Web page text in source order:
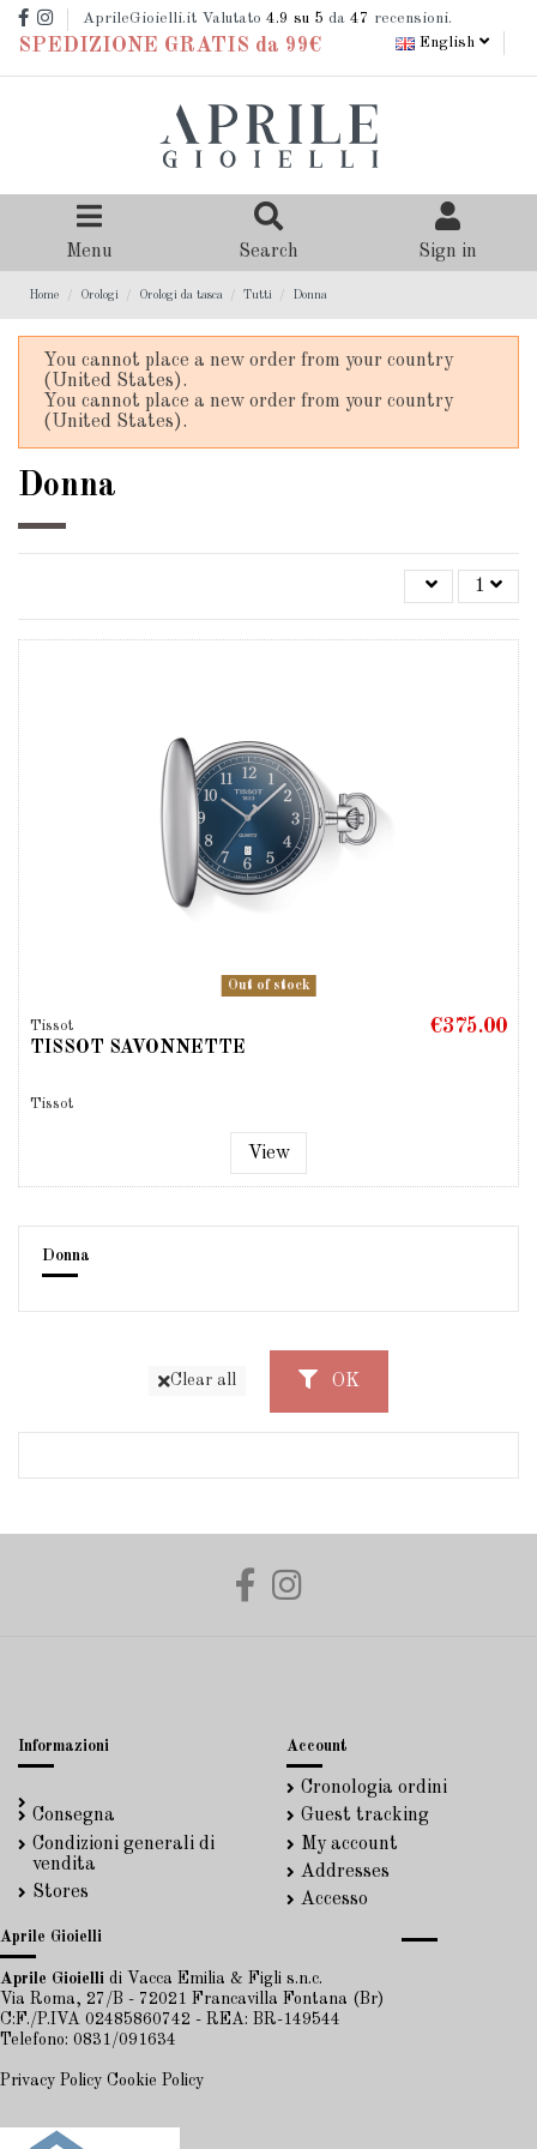
AprileGioielli.it Valutato 4.9 su 5 da 47 recensioni.
SPEDIZIONE GRATIS da 99€ English
Menu Search Sign in
Home Orologi Orologi da tasca Tutti Donna
You cannot place a new order from your country
(United States).
You cannot place a new order from your country
(United States).
Donna
1
Out of stock
Tissot
TISSOT SAVONNETTE
Tissot
€375.00
View
Donna
Clear all OK
Informazioni
Consegna
Condizioni generali di
vendita
Stores
Account
Cronologia ordini
Guest tracking
My account
Addresses
Accesso
Aprile Gioielli
Aprile Gioielli di Vacca Emilia & Figli s.n.c.
Via Roma, 27/B - 72021 Francavilla Fontana (Br)
C:F./P.IVA 02485860742 - REA: BR-149544
Telefono: 0831/091634
Privacy Policy Cookie Policy